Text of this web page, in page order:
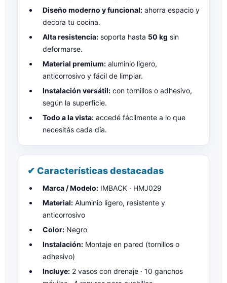
Diseño moderno y funcional: ahorra espacio y
decora tu cocina.
Alta resistencia: soporta hasta 50 kg sin
deformarse.
Material premium: aluminio ligero,
anticorrosivo y fácil de limpiar.
Instalación versátil: con tornillos o adhesivo,
según la superficie.
Todo a la vista: accedé fácilmente a lo que
necesitás cada día.
✔ Características destacadas
Marca / Modelo: IMBACK · HMJ029
Material: Aluminio ligero, resistente y
anticorrosivo
Color: Negro
Instalación: Montaje en pared (tornillos o
adhesivo)
Incluye: 2 vasos con drenaje · 10 ganchos